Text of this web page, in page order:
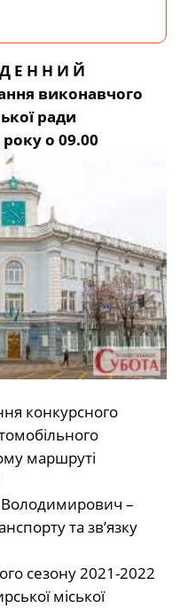
Е Н Н И Й
виконавчого
ради
о 09.00
конкурсного
маршруті
–
та звʼязку
сезону 2021-2022
міської